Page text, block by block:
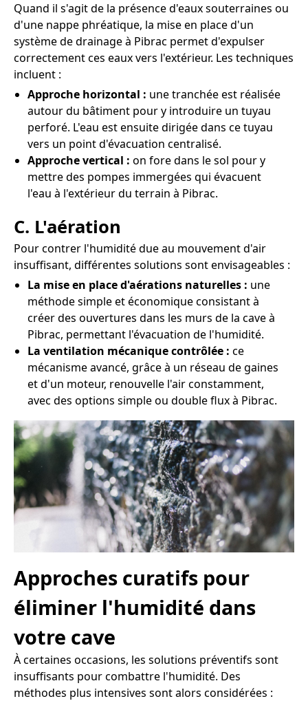
Quand il s'agit de la présence d'eaux souterraines ou
d'une nappe phréatique, la mise en place d'un
système de drainage à Pibrac permet d'expulser
correctement ces eaux vers l'extérieur. Les techniques
incluent :
Approche horizontal : une tranchée est réalisée
autour du bâtiment pour y introduire un tuyau
perforé. L'eau est ensuite dirigée dans ce tuyau
vers un point d'évacuation centralisé.
Approche vertical : on fore dans le sol pour y
mettre des pompes immergées qui évacuent
l'eau à l'extérieur du terrain à Pibrac.
C. L'aération
Pour contrer l'humidité due au mouvement d'air
insuffisant, différentes solutions sont envisageables :
La mise en place d'aérations naturelles : une
méthode simple et économique consistant à
créer des ouvertures dans les murs de la cave à
Pibrac, permettant l'évacuation de l'humidité.
La ventilation mécanique contrôlée : ce
mécanisme avancé, grâce à un réseau de gaines
et d'un moteur, renouvelle l'air constamment,
avec des options simple ou double flux à Pibrac.
Approches curatifs pour
éliminer l'humidité dans
votre cave
À certaines occasions, les solutions préventifs sont
insuffisants pour combattre l'humidité. Des
méthodes plus intensives sont alors considérées :